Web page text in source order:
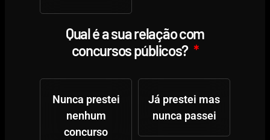
Qual é a sua relação com
concursos públicos?
Nunca prestei
nenhum
concurso
Já prestei mas
nunca passei